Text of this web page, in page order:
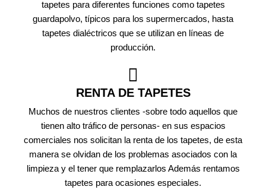
tapetes para diferentes funciones como tapetes
guardapolvo, típicos para los supermercados, hasta
tapetes dialéctricos que se utilizan en líneas de
producción.
RENTA DE TAPETES
Muchos de nuestros clientes -sobre todo aquellos que
tienen alto tráfico de personas- en sus espacios
comerciales nos solicitan la renta de los tapetes, de esta
manera se olvidan de los problemas asociados con la
limpieza y el tener que remplazarlos Además rentamos
tapetes para ocasiones especiales.